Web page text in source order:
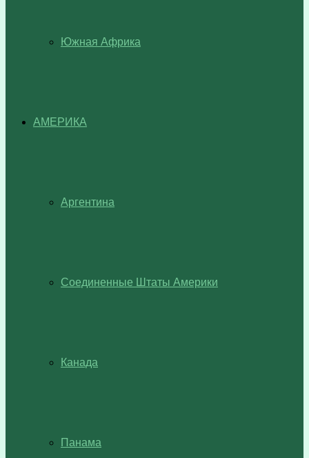
Южная Африка
АМЕРИКА
Аргентина
Соединенные Штаты Америки
Канада
Панама